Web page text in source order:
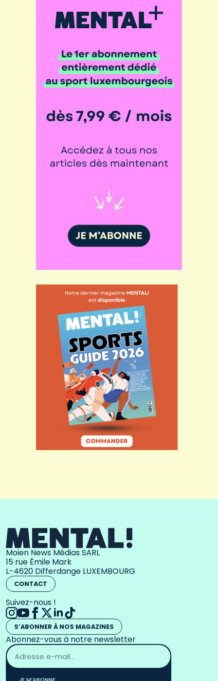
Moien News Médias SARL
15 rue Émile Mark
L-4620 Differdange LUXEMBOURG
CONTACT
Suivez-nous !
S’ABONNER À NOS MAGAZINES
Abonnez-vous à notre newsletter
Adresse
email
*